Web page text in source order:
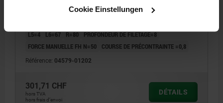
Cookie Einstellungen
D3=M5X6 HAUTEUR=40 H1=33 H2=22
L5=4 L6=67 R=80 PROFONDEUR DE FILETAGE=8
FORCE MANUELLE FH N=50
COURSE DE PRÉCONTRAINTE =0,8
Référence: 04579-01202
301,71 CHF
hors TVA
hors frais d’envoi
DÉTAILS